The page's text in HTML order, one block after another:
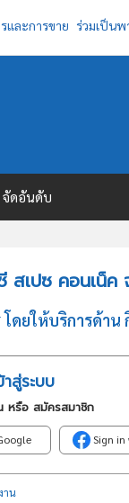
และการขาย ร่วมเป็นพ
จัดอันดับ
สเปซ คอนเน็ค
ดยให้บริการด้า
สู่ระบบ
หรือ สมัครสมาชิก
Sign in
าน